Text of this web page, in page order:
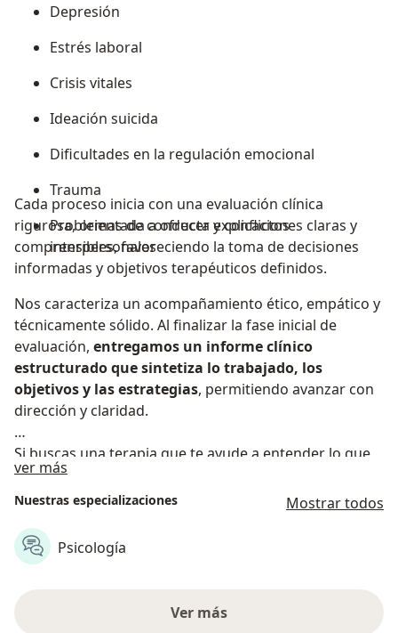
Depresión
Estrés laboral
Crisis vitales
Ideación suicida
Dificultades en la regulación emocional
Trauma
Problemas de conducta y conflictos
interpersonales
Cada proceso inicia con una evaluación clínica
rigurosa, orientada a ofrecer explicaciones claras y
comprensibles, favoreciendo la toma de decisiones
informadas y objetivos terapéuticos definidos.
Nos caracteriza un acompañamiento ético, empático y
técnicamente sólido. Al finalizar la fase inicial de
evaluación, entregamos un informe clínico
estructurado que sintetiza lo trabajado, los
objetivos y las estrategias, permitiendo avanzar con
dirección y claridad.
Si buscas una terapia que te ayude a entender lo que
te ocurre y a generar cambios con sentido, agenda tu
cita y comienza tu proceso con nuestro equipo.
ver más
Nuestras especializaciones Mostrar todos
Psicología
Ver más